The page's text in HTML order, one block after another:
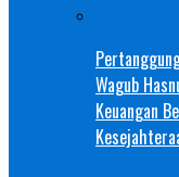
Wagub
Keuangan